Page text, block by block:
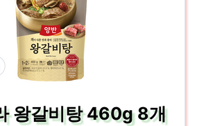
왕갈비탕 460g 8개